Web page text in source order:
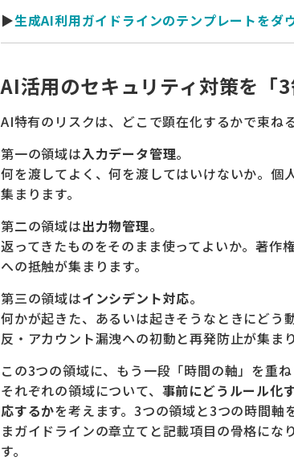
▶生成AI利用ガイドラインのテンプレートをダ
AI活用のセキュリティ対策を「
AI特有のリスクは、どこで顕在化するかで束ね
第一の領域は入力データ管理。
何を渡してよく、何を渡してはいけないか。
集まります。
第二の領域は出力物管理。
返ってきたものをそのまま使ってよいか。著作
への抵触が集まります。
第三の領域はインシデント対応。
何かが起きた、あるいは起きそうなときにど
反・アカウント漏洩への初動と再発防止が集まり
この3つの領域に、もう一段「時間の軸」を重ね
それぞれの領域について、 事前にどうルール化
応するかを考えます。3つの領域と3つの時間軸
まガイドラインの章立てと記載項目の骨格にな
す。